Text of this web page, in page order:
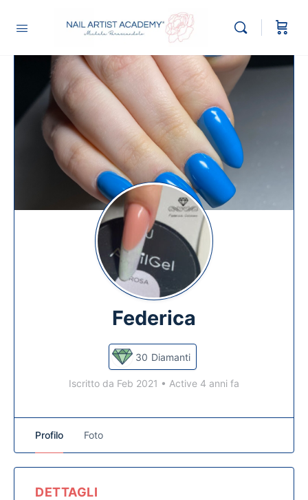
Federica
30 Diamanti
Iscritto da Feb 2021 • Active 4 anni fa
Profilo Foto
DETTAGLI